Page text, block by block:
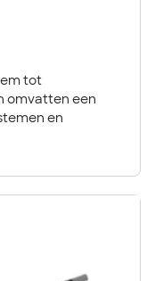
tot
omvatten een
en